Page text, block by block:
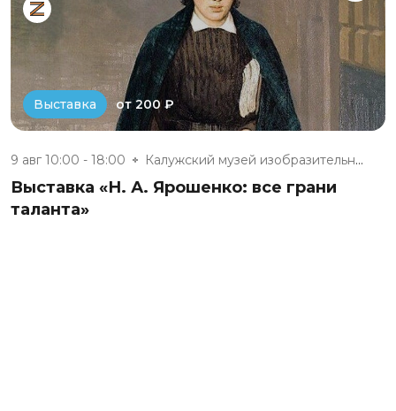
Выставка от 200 ₽
9 авг 10:00 - 18:00 Калужский музей изобразительны...
Выставка «Н. А. Ярошенко: все грани
таланта»